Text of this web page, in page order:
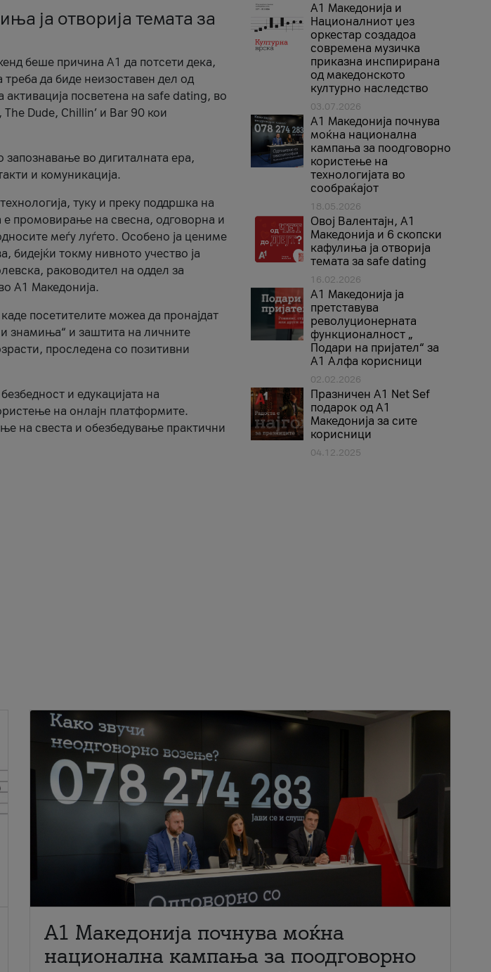
ја отворија темата за
беше причина А1 да потсети дека,
да биде неизоставен дел од
посветена на safe dating, во
Dude, Chillin’ и Bar 90 кои
запознавање во дигиталната ера,
и комуникација.
туку и преку поддршка на
е промовирање на свесна, одговорна и
меѓу луѓето. Особено ја цениме
бидејќи токму нивното учество ја
раководител на оддел за
А1 Македонија.
посетителите можеа да пронајдат
знамиња“ и заштита на личните
проследена со позитивни
и едукацијата на
на онлајн платформите.
на свеста и обезбедување практични
А1 Македонија и
Националниот џез
оркестар создадоа
современа музичка
приказна инспирирана
од македонското
културно наследство
03.07.2026
A1 Македонија почнува
моќна национална
кампања за поодговорно
користење на
технологијата во
сообраќајот
18.05.2026
Овој Валентајн, A1
Македонија и 6 скопски
кафулиња ја отворија
темата за safe dating
16.02.2026
А1 Македонија ја
претставува
револуционерната
функционалност „
Подари на пријател“ за
А1 Алфа корисници
02.02.2026
Празничен A1 Net Sеf
подарок од А1
Македонија за сите
корисници
04.12.2025
A1 Македонија почнува моќна
национална кампања за поодговорно